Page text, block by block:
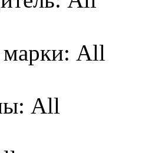
марки: All
All